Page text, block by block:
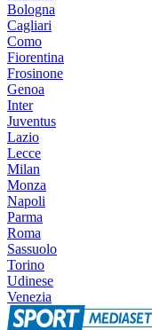
Bologna
Cagliari
Como
Fiorentina
Frosinone
Genoa
Inter
Juventus
Lazio
Lecce
Milan
Monza
Napoli
Parma
Roma
Sassuolo
Torino
Udinese
Venezia